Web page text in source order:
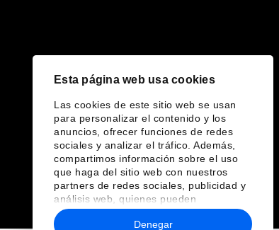
Esta página web usa cookies
Las cookies de este sitio web se usan
para personalizar el contenido y los
anuncios, ofrecer funciones de redes
sociales y analizar el tráfico. Además,
compartimos información sobre el uso
que haga del sitio web con nuestros
partners de redes sociales, publicidad y
análisis web, quienes pueden
combinarla con otra información que les
haya proporcionado o que hayan
Denegar